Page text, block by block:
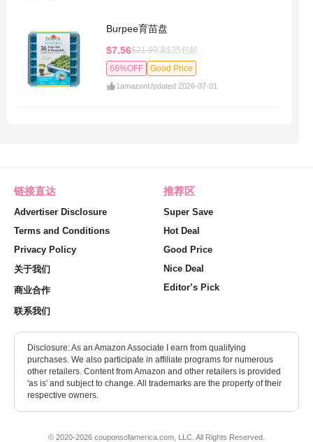
Burpee育苗盘
$7.56$21.99满$35包邮
66%OFF
Good Price
1amazonUpdated 2026-07-01
链接直达
Advertiser Disclosure
Terms and Conditions
Privacy Policy
关于我们
商业合作
联系我们
推荐区
Super Save
Hot Deal
Good Price
Nice Deal
Editor’s Pick
Disclosure: As an Amazon Associate I earn from qualifying
purchases. We also participate in affiliate programs for numerous
other retailers. Content from Amazon and other retailers is provided
'as is' and subject to change. All trademarks are the property of their
respective owners.
© 2020-2026 couponsofamerica.com, LLC. All Rights Reserved.